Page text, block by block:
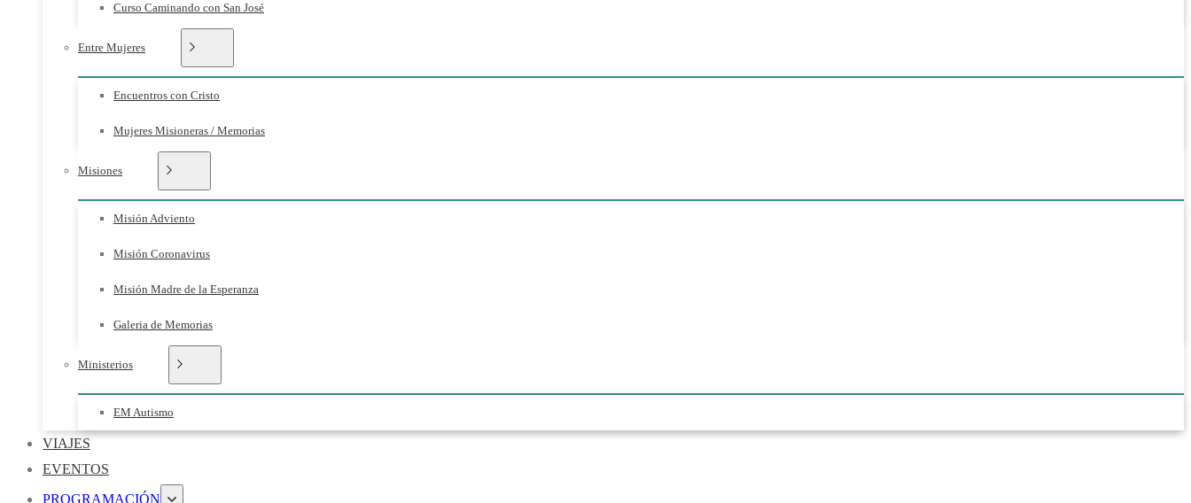
Curso Caminando con San José
Entre Mujeres
Encuentros con Cristo
Mujeres Misioneras / Memorias
Misiones
Misión Adviento
Misión Coronavirus
Misión Madre de la Esperanza
Galeria de Memorias
Ministerios
EM Autismo
VIAJES
EVENTOS
PROGRAMACIÓN